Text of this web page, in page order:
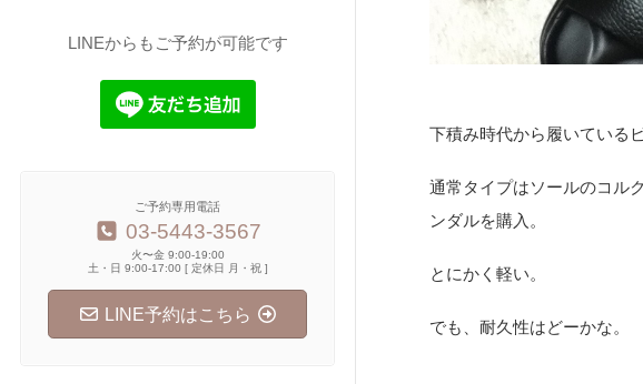
LINEからもご予約が可能です
ご予約専用電話
03-5443-3567
火〜金 9:00-19:00
土・日 9:00-17:00 [ 定休日 月・祝 ]
LINE予約はこちら
下積み時代から履いている
通常タイプはソールのコル
ンダルを購入。
とにかく軽い。
でも、耐久性はどーかな。